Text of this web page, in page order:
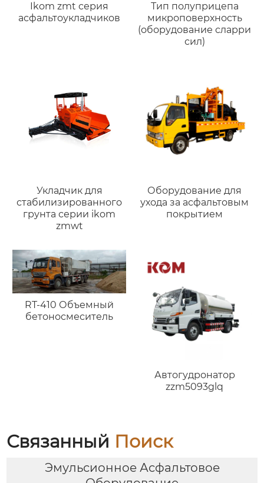
Ikom zmt серия
асфальтоукладчиков
Тип полуприцепа
микроповерхность
(оборудование сларри
сил)
Укладчик для
стабилизированного
грунта серии ikom
zmwt
Оборудование для
ухода за асфальтовым
покрытием
RT-410 Объемный
бетоносмеситель
Автогудронатор
zzm5093glq
Связанный Поиск
Эмульсионное Асфальтовое